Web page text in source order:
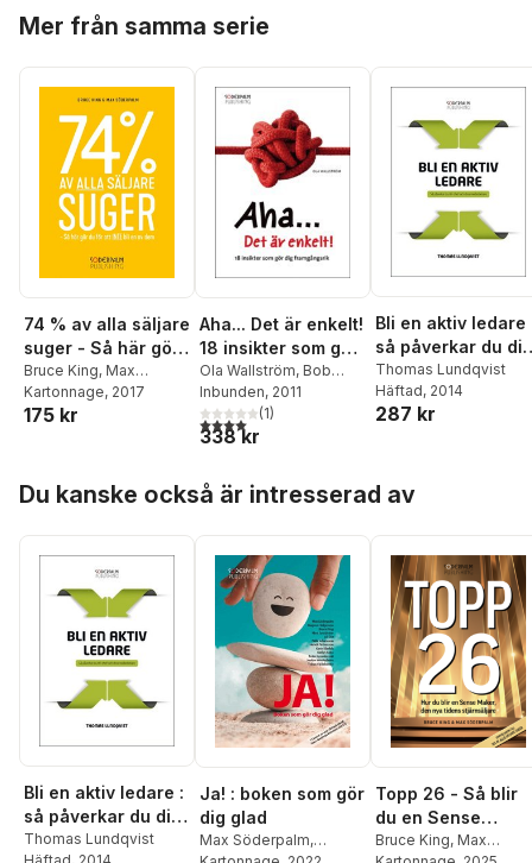
Mer från samma serie
74 % av alla säljare
suger - Så här gör
du för att inte bli en
av dem
Bruce King, Max
Söderpalm
Kartonnage, 2017
175 kr
Aha... Det är enkelt!
18 insikter som gör
dig framgångsrik
Ola Wallström, Bob
Proctor
Inbunden, 2011
4,0utav 5 stjärnor. Totalt antal röster:
(1)
338 kr
Bli en aktiv ledare
så påverkar du din
chef och dina
medarbetare
Thomas Lundqvist
Häftad, 2014
287 kr
Du kanske också är intresserad av
Bli en aktiv ledare :
så påverkar du din
chef och dina
Thomas Lundqvist
Ja! : boken som gör
dig glad
Max Söderpalm,
Topp 26 - Så blir
du en Sense
Maker, den nya
Bruce King, Max